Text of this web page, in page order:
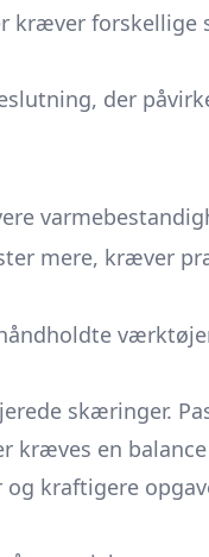
kræver
der
mere, kræver
skæringer.
kræves en
kraftigere